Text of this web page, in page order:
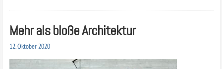
Mehr als bloße Architektur
12. Oktober 2020